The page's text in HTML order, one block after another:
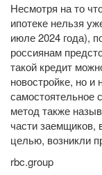
Несмотря на то
ипотеке нельзя
июле 2024 года),
россиянам
такой кредит
новостройке, но
самостоятельное
метод также
части заемщиков,
целью, возникли
rbc.group